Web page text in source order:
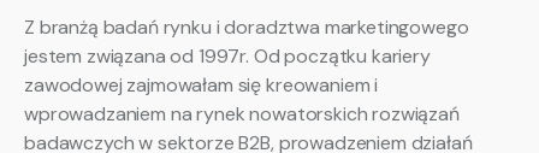
Z branżą badań rynku i doradztwa marketingowego
jestem związana od 1997r. Od początku kariery
zawodowej zajmowałam się kreowaniem i
wprowadzaniem na rynek nowatorskich rozwiązań
badawczych w sektorze B2B, prowadzeniem działań